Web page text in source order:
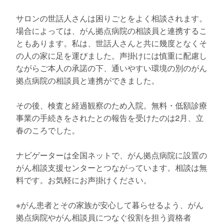
サロンの世話人さんは困りごとをよく相談されます。
場合によっては、がん拠点病院の相談員と連携するこ
ともあります。私は、世話人さんと共に幾度となくそ
の人の家に足を運びました。声掛けには慎重に配慮し
ながらご本人の承諾の下、通いやすい環境の別のがん
拠点病院の相談員と連携ができました。
その後、検査と経過観察のため入院。無料・低額診療
事業の手続きをされたとの報告を受けたのは2月、立
春のころでした。
ナビゲーターは全国ネットで、がん拠点病院に設置の
がん相談支援センターとつながっています。相談は無
料です。お気軽にお声掛けください。
※がん患者とその家族が安心して暮らせるよう、がん
拠点病院やがん相談員につなぐ役割を担う資格者